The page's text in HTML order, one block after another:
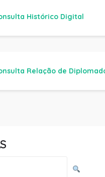
Histórico Digital
Relação de